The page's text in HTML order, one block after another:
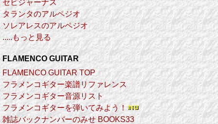
セビジャーナス
タランタのアルペジオ
ソレアレスのアルペジオ
.....もっと見る
FLAMENCO GUITAR
FLAMENCO GUITAR TOP
フラメンコギター楽譜リファレンス
フラメンコギター音源リスト
フラメンコギターを弾いてみよう！
雑誌バックナンバーのみせ BOOKS33